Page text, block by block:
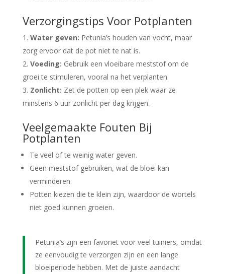
Verzorgingstips Voor Potplanten
Water geven: Petunia’s houden van vocht, maar
zorg ervoor dat de pot niet te nat is.
Voeding: Gebruik een vloeibare meststof om de
groei te stimuleren, vooral na het verplanten.
Zonlicht: Zet de potten op een plek waar ze
minstens 6 uur zonlicht per dag krijgen.
Veelgemaakte Fouten Bij
Potplanten
Te veel of te weinig water geven.
Geen meststof gebruiken, wat de bloei kan
verminderen.
Potten kiezen die te klein zijn, waardoor de wortels
niet goed kunnen groeien.
Petunia’s zijn een favoriet voor veel tuiniers, omdat
ze eenvoudig te verzorgen zijn en een lange
bloeiperiode hebben. Met de juiste aandacht